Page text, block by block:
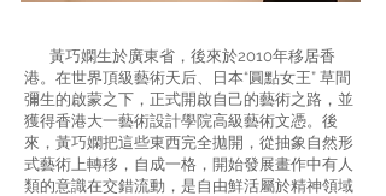
黃巧嫻生於廣東省，後來於2010年移居香
港。在世界頂級藝術天后、日本“圓點女王” 草間
彌生的啟蒙之下，正式開啟自己的藝術之路，並
獲得香港大一藝術設計學院高級藝術文憑。後
來，黃巧嫻把這些東西完全拋開，從抽象自然形
式藝術上轉移，自成一格，開始發展畫作中有人
類的意識在交錯流動，是自由鮮活屬於精神領域